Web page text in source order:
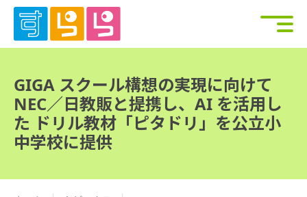
GIGA スクール構想の実現に向けて
NEC／日教販と提携し、AI を活用し
た ドリル教材「ピタドリ」を公立小
中学校に提供